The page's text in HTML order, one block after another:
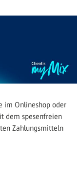
im Onlineshop oder
dem spesenfreien
Zahlungsmitteln